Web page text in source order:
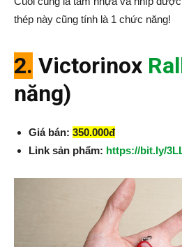
thép này cũng tính là 1 chức năng!
2. Victorinox
năng)
Giá bán: 350.000đ
Link sản phẩm: https://bit.ly/